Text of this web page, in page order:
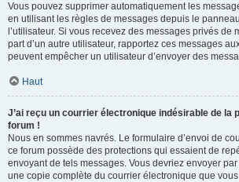
Vous pouvez supprimer automatiquement les
en utilisant les règles de messages depuis le
l’utilisateur. Si vous recevez des messages privés de
part d’un autre utilisateur, rapportez ces messages
peuvent empêcher un utilisateur d’envoyer des
Haut
J’ai reçu un courrier électronique indésirable de la
forum !
Nous en sommes navrés. Le formulaire d’envoi de
ce forum possède des protections qui essaient de
envoyant de tels messages. Vous devriez envoyer
une copie complète du courrier électronique que